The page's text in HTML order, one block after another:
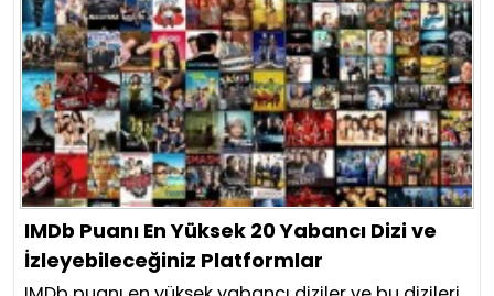
IMDb Puanı En Yüksek 20 Yabancı Dizi ve
İzleyebileceğiniz Platformlar